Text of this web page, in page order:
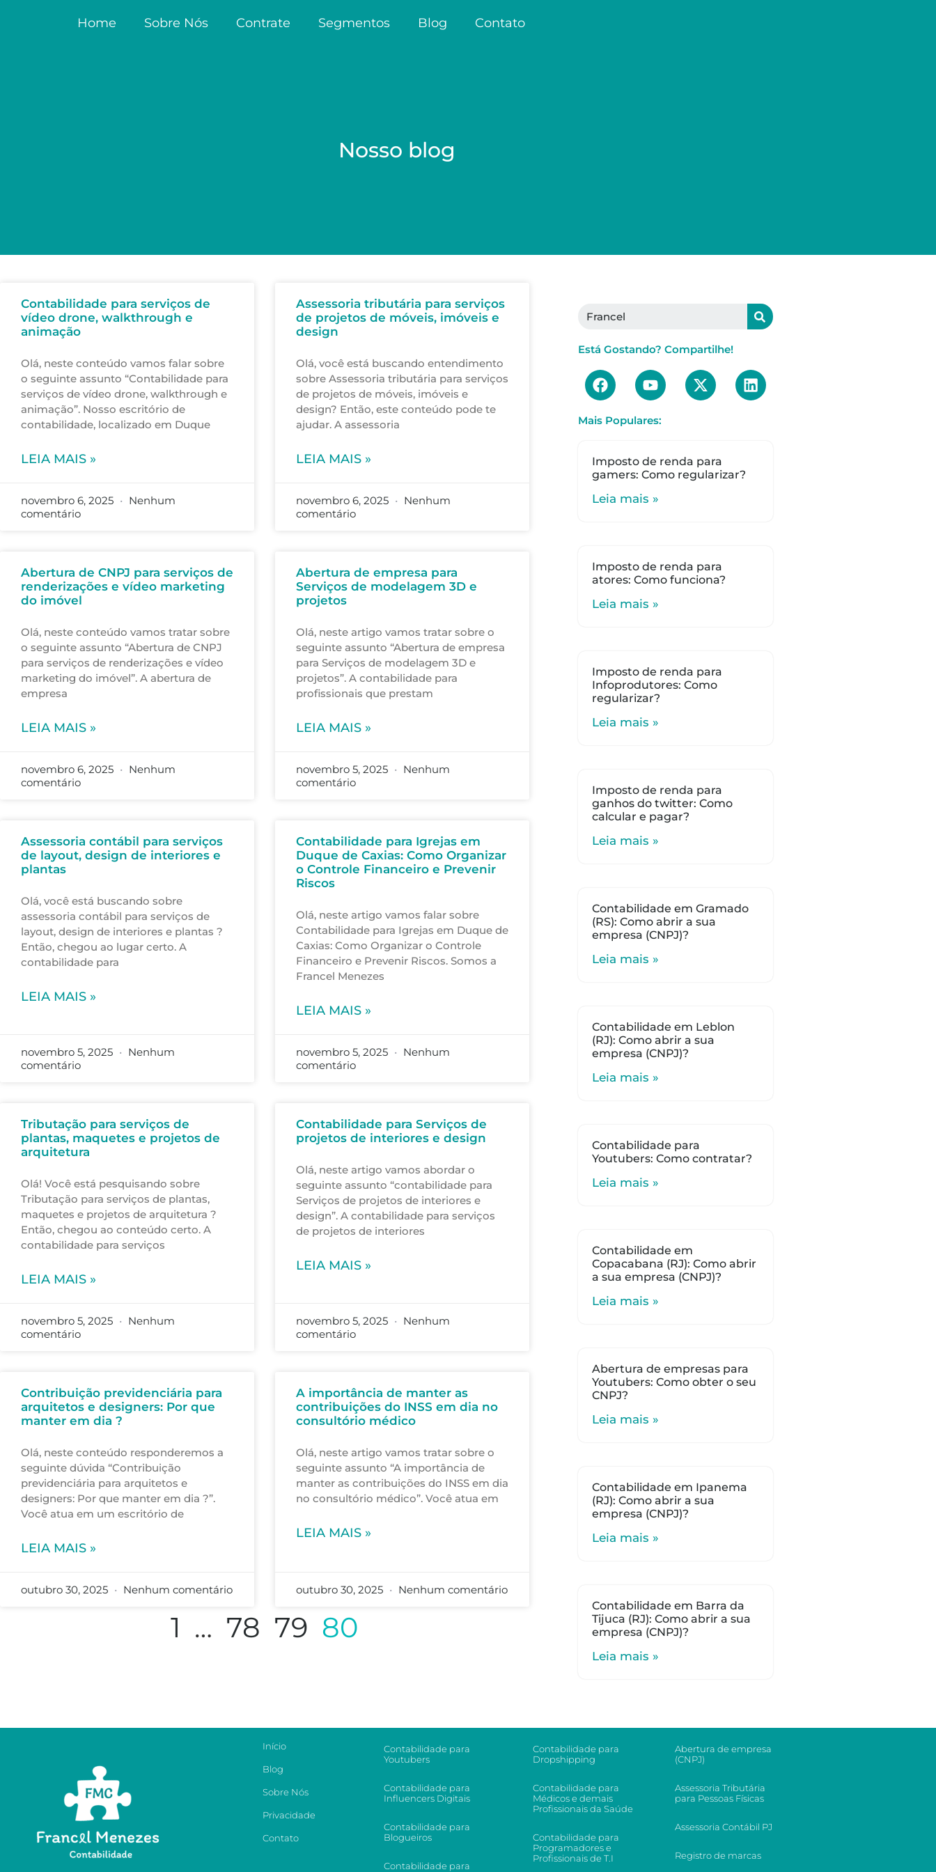
Home Sobre Nós Contrate Segmentos Blog Contato
Nosso blog
Contabilidade para serviços de
vídeo drone, walkthrough e
animação
Olá, neste conteúdo vamos falar sobre
o seguinte assunto “Contabilidade para
serviços de vídeo drone, walkthrough e
animação”. Nosso escritório de
contabilidade, localizado em Duque
LEIA MAIS »
novembro 6, 2025
Nenhum
comentário
Assessoria tributária para serviços
de projetos de móveis, imóveis e
design
Olá, você está buscando entendimento
sobre Assessoria tributária para serviços
de projetos de móveis, imóveis e
design? Então, este conteúdo pode te
ajudar. A assessoria
LEIA MAIS »
novembro 6, 2025
Nenhum
comentário
Abertura de CNPJ para serviços de
renderizações e vídeo marketing
do imóvel
Olá, neste conteúdo vamos tratar sobre
o seguinte assunto “Abertura de CNPJ
para serviços de renderizações e vídeo
marketing do imóvel”. A abertura de
empresa
LEIA MAIS »
novembro 6, 2025
Nenhum
comentário
Abertura de empresa para
Serviços de modelagem 3D e
projetos
Olá, neste artigo vamos tratar sobre o
seguinte assunto “Abertura de empresa
para Serviços de modelagem 3D e
projetos”. A contabilidade para
profissionais que prestam
LEIA MAIS »
novembro 5, 2025
Nenhum
comentário
Assessoria contábil para serviços
de layout, design de interiores e
plantas
Olá, você está buscando sobre
assessoria contábil para serviços de
layout, design de interiores e plantas ?
Então, chegou ao lugar certo. A
contabilidade para
LEIA MAIS »
novembro 5, 2025
Nenhum
comentário
Contabilidade para Igrejas em
Duque de Caxias: Como Organizar
o Controle Financeiro e Prevenir
Riscos
Olá, neste artigo vamos falar sobre
Contabilidade para Igrejas em Duque de
Caxias: Como Organizar o Controle
Financeiro e Prevenir Riscos. Somos a
Francel Menezes
LEIA MAIS »
novembro 5, 2025
Nenhum
comentário
Tributação para serviços de
plantas, maquetes e projetos de
arquitetura
Olá! Você está pesquisando sobre
Tributação para serviços de plantas,
maquetes e projetos de arquitetura ?
Então, chegou ao conteúdo certo. A
contabilidade para serviços
LEIA MAIS »
novembro 5, 2025
Nenhum
comentário
Contabilidade para Serviços de
projetos de interiores e design
Olá, neste artigo vamos abordar o
seguinte assunto “contabilidade para
Serviços de projetos de interiores e
design”. A contabilidade para serviços
de projetos de interiores
LEIA MAIS »
novembro 5, 2025
Nenhum
comentário
Contribuição previdenciária para
arquitetos e designers: Por que
manter em dia ?
Olá, neste conteúdo responderemos a
seguinte dúvida “Contribuição
previdenciária para arquitetos e
designers: Por que manter em dia ?”.
Você atua em um escritório de
LEIA MAIS »
outubro 30, 2025 Nenhum comentário
A importância de manter as
contribuições do INSS em dia no
consultório médico
Olá, neste artigo vamos tratar sobre o
seguinte assunto “A importância de
manter as contribuições do INSS em dia
no consultório médico”. Você atua em
LEIA MAIS »
outubro 30, 2025 Nenhum comentário
1 … 78 79 80
Está Gostando? Compartilhe!
Mais Populares:
Imposto de renda para
gamers: Como regularizar?
Leia mais »
Imposto de renda para
atores: Como funciona?
Leia mais »
Imposto de renda para
Infoprodutores: Como
regularizar?
Leia mais »
Imposto de renda para
ganhos do twitter: Como
calcular e pagar?
Leia mais »
Contabilidade em Gramado
(RS): Como abrir a sua
empresa (CNPJ)?
Leia mais »
Contabilidade em Leblon
(RJ): Como abrir a sua
empresa (CNPJ)?
Leia mais »
Contabilidade para
Youtubers: Como contratar?
Leia mais »
Contabilidade em
Copacabana (RJ): Como abrir
a sua empresa (CNPJ)?
Leia mais »
Abertura de empresas para
Youtubers: Como obter o seu
CNPJ?
Leia mais »
Contabilidade em Ipanema
(RJ): Como abrir a sua
empresa (CNPJ)?
Leia mais »
Contabilidade em Barra da
Tijuca (RJ): Como abrir a sua
empresa (CNPJ)?
Leia mais »
Início
Blog
Sobre Nós
Privacidade
Contato
Contabilidade para
Youtubers
Contabilidade para
Influencers Digitais
Contabilidade para
Blogueiros
Contabilidade para
Contabilidade para
Dropshipping
Contabilidade para
Médicos e demais
Profissionais da Saúde
Contabilidade para
Programadores e
Profissionais de T.I
Abertura de empresa
(CNPJ)
Assessoria Tributária
para Pessoas Físicas
Assessoria Contábil PJ
Registro de marcas